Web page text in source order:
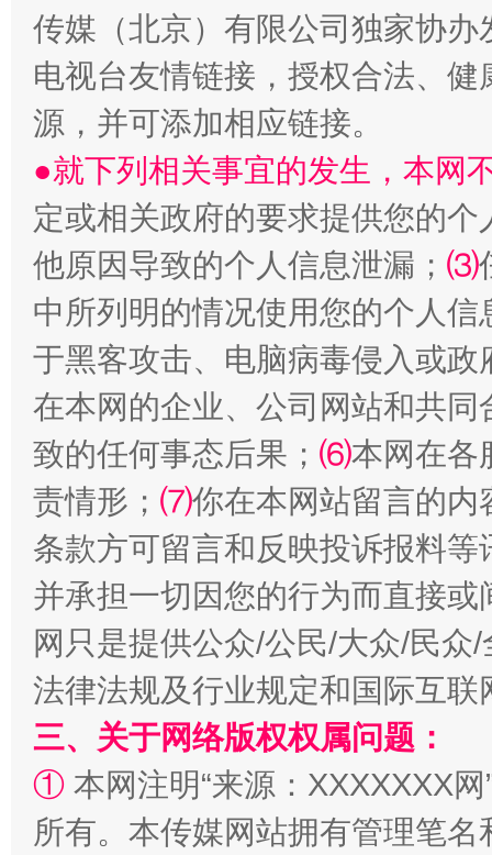
“刷贴”乱象丛生
生
揭批美国五大"原罪"
解纷+调解+退费，一次搞定
传媒（北京）有限公司独家协
电视台友情链接，授权合法、
源，并可添加相应链接。
●就下列相关事宜的发生，本网
定或相关政府的要求提供您的个
他原因导致的个人信息泄漏； ⑶
中所列明的情况使用您的个人
于黑客攻击、电脑病毒侵入或
在本网的企业、公司网站和共
致的任何事态后果； ⑹本网在各
责情形； ⑺你在本网站留言的内
条款方可留言和反映投诉报料
并承担一切因您的行为而直接
网只是提供公众/公民/大众/民
法律法规及行业规定和国际互
三、关于网络版权权属问题：
① 本网注明“来源：XXXXXXX
所有。本传媒网站拥有管理笔